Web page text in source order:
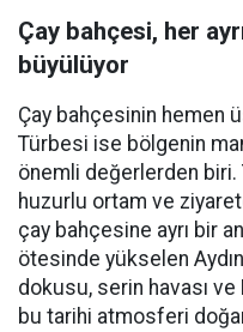
Çay bahçesi, her
büyülüyor
Çay bahçesinin hemen
Türbesi ise bölgenin
önemli değerlerden
huzurlu ortam ve
çay bahçesine ayrı bir
ötesinde yükselen
dokusu, serin havası
bu tarihi atmosferi